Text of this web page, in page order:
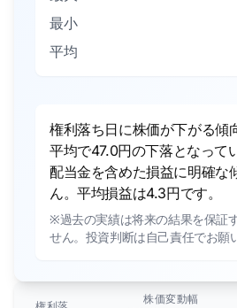
最小
平均
権利落ち日に株価が下がる傾
平均で47.0円の下落となって
配当金を含めた損益に明確な
ん。平均損益は4.3円です。
※過去の実績は将来の結果を保証
せん。投資判断は自己責任でお願
株価変動幅